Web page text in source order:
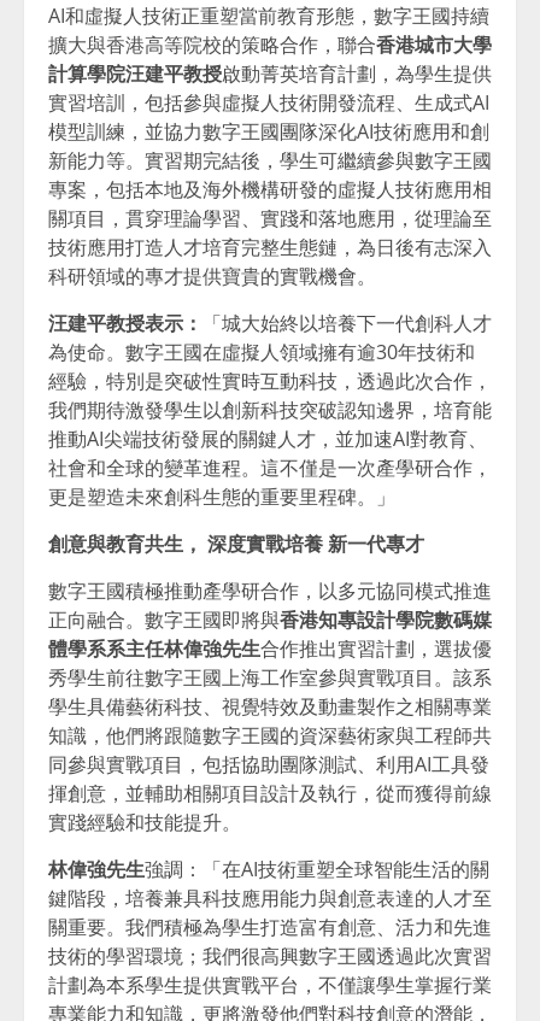
AI和虛擬人技術正重塑當前教育形態，數字王國持續
擴大與香港高等院校的策略合作，聯合香港城市大學
計算學院汪建平教授啟動菁英培育計劃，為學生提供
實習培訓，包括參與虛擬人技術開發流程、生成式AI
模型訓練，並協力數字王國團隊深化AI技術應用和創
新能力等。實習期完結後，學生可繼續參與數字王國
專案，包括本地及海外機構研發的虛擬人技術應用相
關項目，貫穿理論學習、實踐和落地應用，從理論至
技術應用打造人才培育完整生態鏈，為日後有志深入
科研領域的專才提供寶貴的實戰機會。
汪建平教授表示：
「城大始終以培養下一代創科人才
為使命。數字王國在虛擬人領域擁有逾30年技術和
經驗，特別是突破性實時互動科技，透過此次合作，
我們期待激發學生以創新科技突破認知邊界，培育能
推動AI尖端技術發展的關鍵人才，並加速AI對教育、
社會和全球的變革進程。這不僅是一次產學研合作，
更是塑造未來創科生態的重要里程碑。」
創意與教育共生， 深度實戰培養新一代專才
數字王國積極推動產學研合作，以多元協同模式推進
正向融合。數字王國即將與香港知專設計學院數碼媒
體學系系主任林偉強先生合作推出實習計劃，選拔優
秀學生前往數字王國上海工作室參與實戰項目。該系
學生具備藝術科技、視覺特效及動畫製作之相關專業
知識，他們將跟隨數字王國的資深藝術家與工程師共
同參與實戰項目，包括協助團隊測試、利用AI工具發
揮創意，並輔助相關項目設計及執行，從而獲得前線
實踐經驗和技能提升。
林偉強先生強調：「在AI技術重塑全球智能生活的關
鍵階段，培養兼具科技應用能力與創意表達的人才至
關重要。我們積極為學生打造富有創意、活力和先進
技術的學習環境；我們很高興數字王國透過此次實習
計劃為本系學生提供實戰平台，不僅讓學生掌握行業
專業能力和知識，更將激發他們對科技創意的潛能，